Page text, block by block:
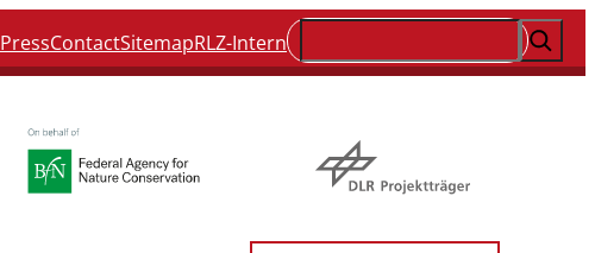
PressContactSitemapRLZ-InternSuchen